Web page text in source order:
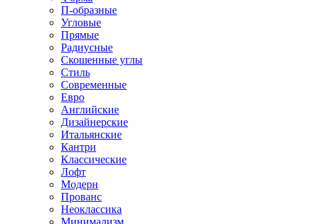
П-образные
Угловые
Прямые
Радиусные
Скошенные углы
Стиль
Современные
Евро
Английские
Дизайнерские
Итальянские
Кантри
Классические
Лофт
Модерн
Прованс
Неоклассика
Минимализм